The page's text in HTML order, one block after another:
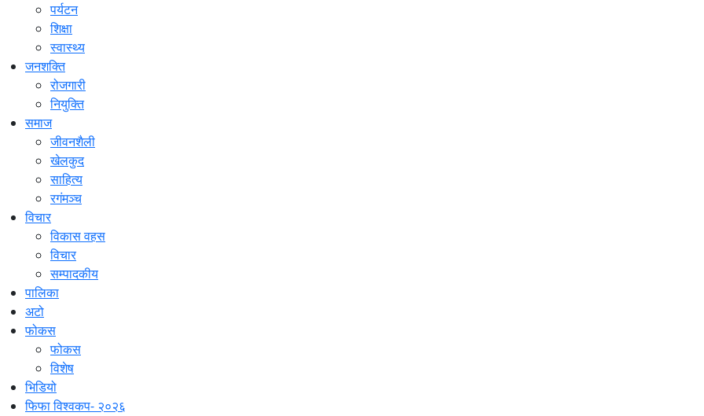
पर्यटन
शिक्षा
स्वास्थ्य
जनशक्ति
रोजगारी
नियुक्ति
समाज
जीवनशैली
खेलकुद
साहित्य
रगंमञ्च
विचार
विकास वहस
विचार
सम्पादकीय
पालिका
अटो
फोकस
फोकस
विशेष
भिडियो
फिफा विश्वकप- २०२६